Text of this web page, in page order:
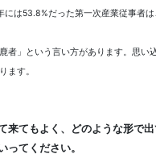
は53.8%だった第一次産業従事者
者」という言い方があります。思
ます。
てもよく、どのような形で
てください。